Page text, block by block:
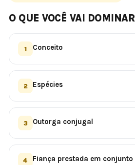
O QUE VOCÊ VAI DOMINAR
1 Conceito
2 Espécies
3 Outorga conjugal
4 Fiança prestada em conjunto